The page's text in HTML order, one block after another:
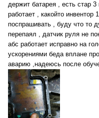
держит батарея , есть стар
работает , какойто инвентор
поспрашивать , буду что то
перепаял , датчик руля не
абс работает исправно на
ускорениями беда вплане
аварию ,надеюсь после